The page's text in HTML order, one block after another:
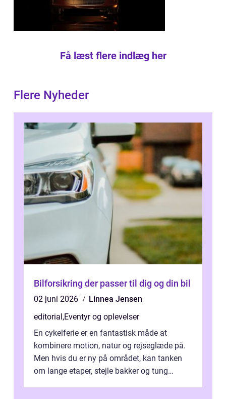
Få læst flere indlæg her
Flere Nyheder
Bilforsikring der passer til dig og din bil
02 juni 2026
Linnea Jensen
editorial,Eventyr og oplevelser
En cykelferie er en fantastisk måde at
kombinere motion, natur og rejseglæde på.
Men hvis du er ny på området, kan tanken
om lange etaper, stejle bakker og tung